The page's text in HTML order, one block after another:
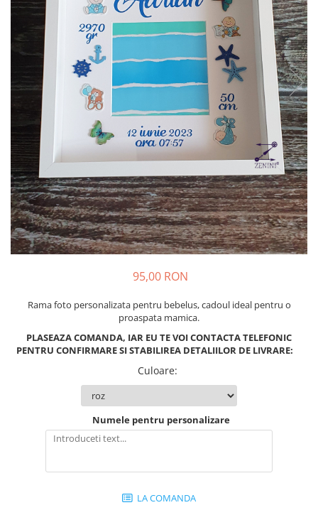
95,00 RON
Rama foto personalizata pentru bebelus, cadoul ideal pentru o
proaspata mamica.
PLASEAZA COMANDA, IAR EU TE VOI CONTACTA TELEFONIC
PENTRU CONFIRMARE SI STABILIREA DETALIILOR DE LIVRARE:
Culoare:
Numele pentru personalizare
LA COMANDA